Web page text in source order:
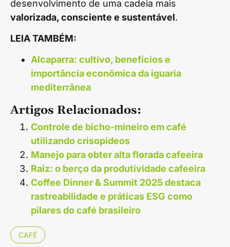
desenvolvimento de uma cadeia mais
valorizada, consciente e sustentável.
LEIA TAMBÉM:
Alcaparra: cultivo, benefícios e
importância econômica da iguaria
mediterrânea
Artigos Relacionados:
Controle de bicho-mineiro em café
utilizando crisopídeos
Manejo para obter alta florada cafeeira
Raiz: o berço da produtividade cafeeira
Coffee Dinner & Summit 2025 destaca
rastreabilidade e práticas ESG como
pilares do café brasileiro
CAFÉ